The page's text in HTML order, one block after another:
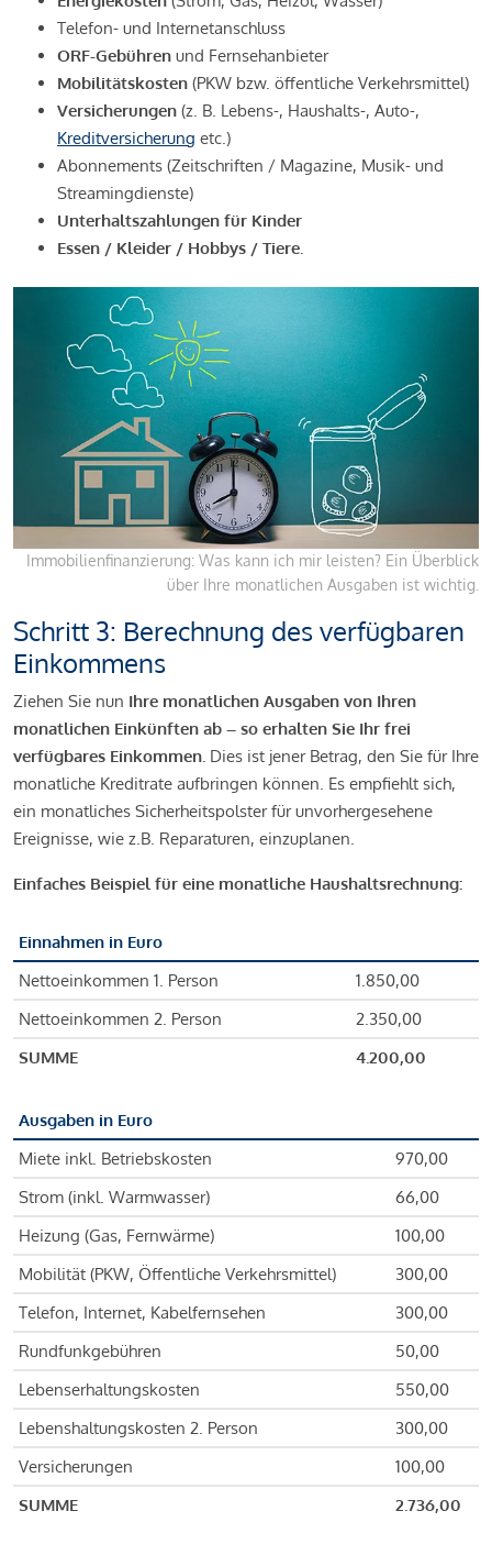
Telefon- und Internetanschluss
ORF-Gebühren und Fernsehanbieter
Mobilitätskosten (PKW bzw. öffentliche Verkehrsmittel)
Versicherungen (z. B. Lebens-, Haushalts-, Auto-,
Kreditversicherung etc.)
Abonnements (Zeitschriften / Magazine, Musik- und
Streamingdienste)
Unterhaltszahlungen für Kinder
Essen / Kleider / Hobbys / Tiere.
Immobilienfinanzierung: Was kann ich mir leisten? Ein Überblick
über Ihre monatlichen Ausgaben ist wichtig.
Schritt 3: Berechnung des verfügbaren
Einkommens
Ziehen Sie nun Ihre monatlichen Ausgaben von Ihren
monatlichen Einkünften ab – so erhalten Sie Ihr frei
verfügbares Einkommen. Dies ist jener Betrag, den Sie für Ihre
monatliche Kreditrate aufbringen können. Es empfiehlt sich,
ein monatliches Sicherheitspolster für unvorhergesehene
Ereignisse, wie z.B. Reparaturen, einzuplanen.
Einfaches Beispiel für eine monatliche Haushaltsrechnung:
Einnahmen in Euro
Nettoeinkommen 1. Person
1.850,00
Nettoeinkommen 2. Person
2.350,00
SUMME
4.200,00
Ausgaben in Euro
Miete inkl. Betriebskosten
970,00
Strom (inkl. Warmwasser)
66,00
Heizung (Gas, Fernwärme)
100,00
Mobilität (PKW, Öffentliche Verkehrsmittel)
300,00
Telefon, Internet, Kabelfernsehen
300,00
Rundfunkgebühren
50,00
Lebenserhaltungskosten
550,00
Lebenshaltungskosten 2. Person
300,00
Versicherungen
100,00
SUMME
2.736,00